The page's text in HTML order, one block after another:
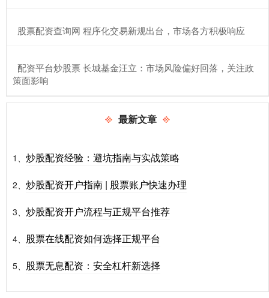
​股票配资查询网 程序化交易新规出台，市场各方积极响应
​配资平台炒股票 长城基金汪立：市场风险偏好回落，关注政
策面影响
最新文章
1、 炒股配资经验：避坑指南与实战策略
2、 炒股配资开户指南 | 股票账户快速办理
3、 炒股配资开户流程与正规平台推荐
4、 股票在线配资如何选择正规平台
5、 股票无息配资：安全杠杆新选择